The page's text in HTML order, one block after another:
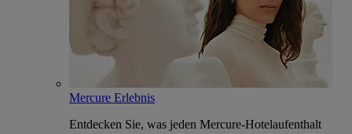
Mercure Erlebnis
Entdecken Sie, was jeden Mercure-Hotelaufenthalt